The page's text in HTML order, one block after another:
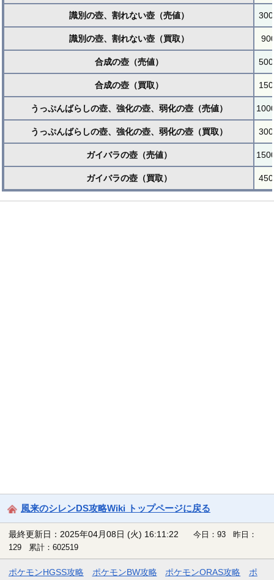
識別の壺、割れない壺（売値）
識別の壺、割れない壺（買取）
合成の壺（売値）
合成の壺（買取）
うっぷんばらしの壺、強化の壺、弱化の壺（売値）
うっぷんばらしの壺、強化の壺、弱化の壺（買取）
ガイバラの壺（売値）
ガイバラの壺（買取）
風来のシレンDS攻略Wiki トップページに戻る
最終更新日：2025年04月08日 (火) 16:11:22
今日：93 昨日：
129 累計：602519
ポケモンHGSS攻略 ポケモンBW攻略 ポケモンORAS攻略 ポ